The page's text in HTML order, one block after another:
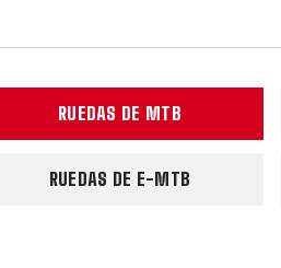
RUEDAS DE MTB
RUEDAS DE E-MTB